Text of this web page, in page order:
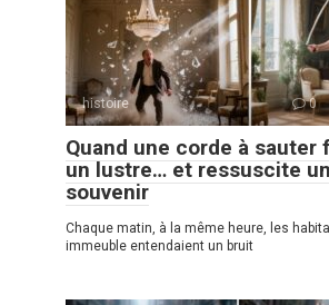
histoire 0
Quand une corde à sauter
un lustre… et ressuscite
souvenir
Chaque matin, à la même heure, les
immeuble entendaient un bruit